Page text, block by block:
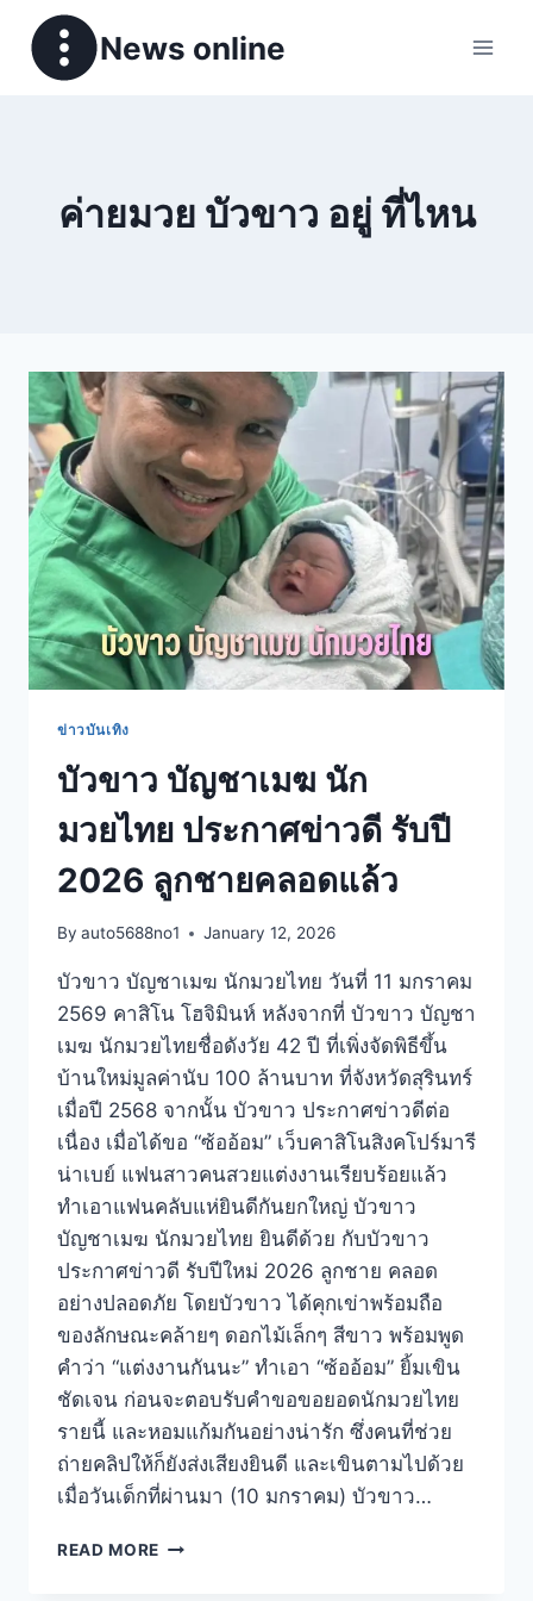
News online
ค่ายมวย บัวขาว อยู่ ที่ไหน
ข่าวบันเทิง
บัวขาว บัญชาเมฆ นัก
มวยไทย ประกาศข่าวดี รับปี
2026 ลูกชายคลอดแล้ว
By auto5688no1 January 12, 2026
บัวขาว บัญชาเมฆ นักมวยไทย วันที่ 11 มกราคม
2569 คาสิโน โฮจิมินห์ หลังจากที่ บัวขาว บัญชา
เมฆ นักมวยไทยชื่อดังวัย 42 ปี ที่เพิ่งจัดพิธีขึ้น
บ้านใหม่มูลค่านับ 100 ล้านบาท ที่จังหวัดสุรินทร์
เมื่อปี 2568 จากนั้น บัวขาว ประกาศข่าวดีต่อ
เนื่อง เมื่อได้ขอ “ซ้ออ้อม” เว็บคาสิโนสิงคโปร์มารี
น่าเบย์ แฟนสาวคนสวยแต่งงานเรียบร้อยแล้ว
ทำเอาแฟนคลับแห่ยินดีกันยกใหญ่ บัวขาว
บัญชาเมฆ นักมวยไทย ยินดีด้วย กับบัวขาว
ประกาศข่าวดี รับปีใหม่ 2026 ลูกชาย คลอด
อย่างปลอดภัย โดยบัวขาว ได้คุกเข่าพร้อมถือ
ของลักษณะคล้ายๆ ดอกไม้เล็กๆ สีขาว พร้อมพูด
คำว่า “แต่งงานกันนะ” ทำเอา “ซ้ออ้อม” ยิ้มเขิน
ชัดเจน ก่อนจะตอบรับคำขอขอยอดนักมวยไทย
รายนี้ และหอมแก้มกันอย่างน่ารัก ซึ่งคนที่ช่วย
ถ่ายคลิปให้ก็ยังส่งเสียงยินดี และเขินตามไปด้วย
เมื่อวันเด็กที่ผ่านมา (10 มกราคม) บัวขาว…
READ MORE